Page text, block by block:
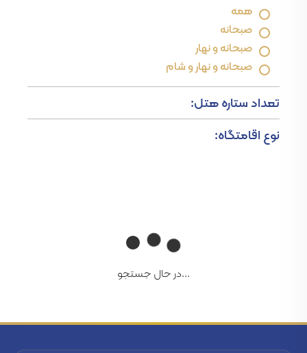
همه
صبحانه
صبحانه و نهار
صبحانه و نهار و شام
تعداد ستاره هتل:
نوع اقامتگاه:
...در حال جستجو